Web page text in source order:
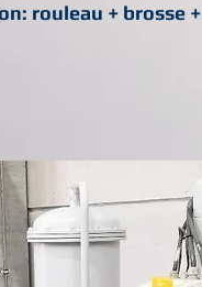
rouleau + brosse +